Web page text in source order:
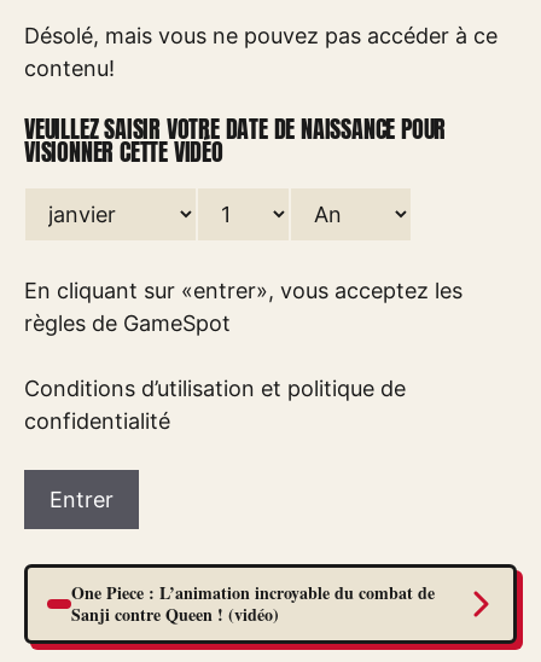
Désolé, mais vous ne pouvez pas accéder à ce
contenu!
VEUILLEZ SAISIR VOTRE DATE DE NAISSANCE POUR
VISIONNER CETTE VIDÉO
En cliquant sur «entrer», vous acceptez les
règles de GameSpot
Conditions d’utilisation et politique de
confidentialité
Entrer
One Piece : L’animation incroyable du combat de
Sanji contre Queen ! (vidéo)